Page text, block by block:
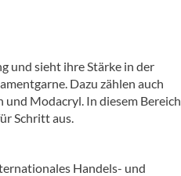
und sieht ihre Stärke in der
Dazu zählen auch
Modacryl. In diesem Bereich
Schritt aus.
Handels- und